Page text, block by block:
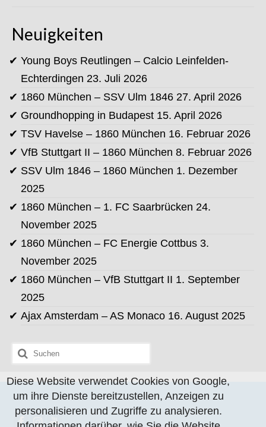
Neuigkeiten
Young Boys Reutlingen – Calcio Leinfelden-
Echterdingen 23. Juli 2026
1860 München – SSV Ulm 1846 27. April 2026
Groundhopping in Budapest 15. April 2026
TSV Havelse – 1860 München 16. Februar 2026
VfB Stuttgart II – 1860 München 8. Februar 2026
SSV Ulm 1846 – 1860 München 1. Dezember
2025
1860 München – 1. FC Saarbrücken 24.
November 2025
1860 München – FC Energie Cottbus 3.
November 2025
1860 München – VfB Stuttgart II 1. September
2025
Ajax Amsterdam – AS Monaco 16. August 2025
Suchen
nach:
Diese Website verwendet Cookies von Google,
um ihre Dienste bereitzustellen, Anzeigen zu
personalisieren und Zugriffe zu analysieren.